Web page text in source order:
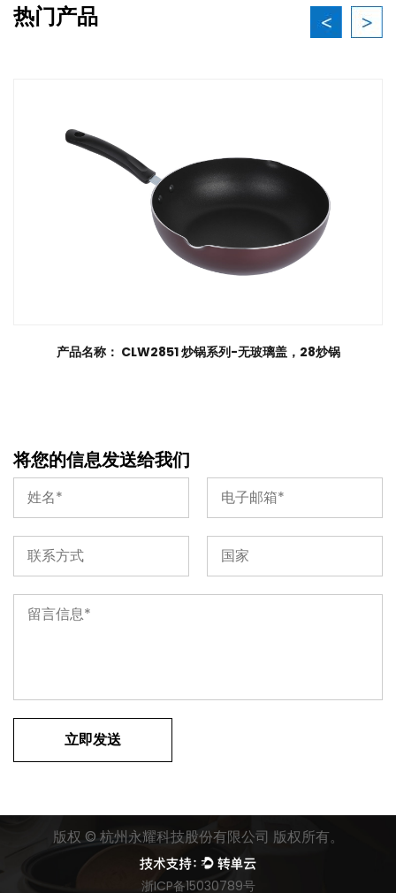
热门产品
产品名称： CLW2851 炒锅系列-无玻璃盖，28炒锅
将您的信息发送给我们
版权 © 杭州永耀科技股份有限公司 版权所有。
浙ICP备15030789号